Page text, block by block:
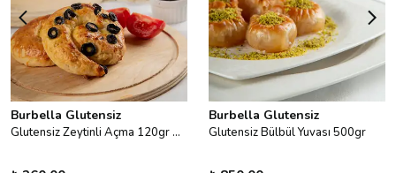
Burbella Glutensiz
Glutensiz Zeytinli Açma 120gr X 3ad
Burbella Glutensiz
Glutensiz Bülbül Yuvası 500gr